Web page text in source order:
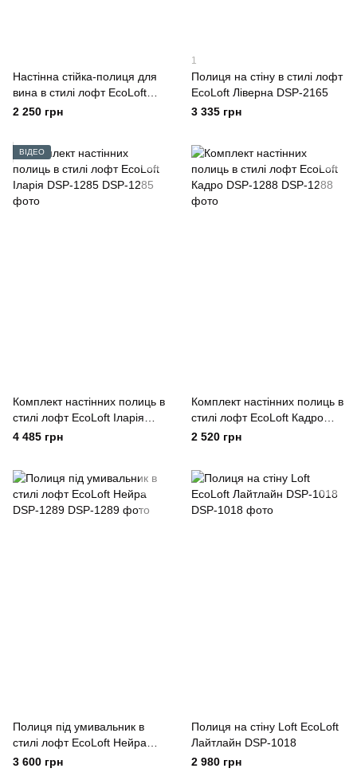
Настінна стійка-полиця для
вина в стилі лофт EcoLoft
Саво-1376
2 250 грн
1
Полиця на стіну в стилі лофт
EcoLoft Ліверна DSP-2165
3 335 грн
ВІДЕО
Комплект настінних полиць в
стилі лофт EcoLoft Іларія
DSP-1285
4 485 грн
Комплект настінних полиць в
стилі лофт EcoLoft Кадро
DSP-1288
2 520 грн
Полиця під умивальник в
стилі лофт EcoLoft Нейра
DSP-1289
3 600 грн
Полиця на стіну Loft EcoLoft
Лайтлайн DSP-1018
2 980 грн